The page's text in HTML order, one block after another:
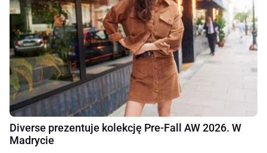
Diverse prezentuje kolekcję Pre-Fall AW 2026. W
Madrycie